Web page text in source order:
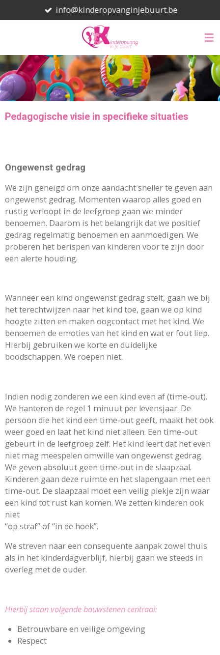
direct
hoofdinhoud
info@kinderopvanginjebuurt.be
Pedagogische visie in specifieke situaties
Ongewenst gedrag
We zijn geneigd om onze aandacht sneller te geven aan
ongewenst gedrag. Momenten waarop alles goed en
rustig verloopt in de leefgroep gaan we minder
benoemen. Daarom is het belangrijk dat we positief
gedrag regelmatig benoemen en aanmoedigen. We
proberen het berispen van kinderen voor te zijn door
een alerte houding.
Wanneer een kind ongewenst gedrag stelt, gaan we bij
het terechtwijzen naar het kind toe, gaan we op kind
hoogte zitten en maken oogcontact met het kind. We
benoemen de emoties van het kind en wat er fout liep.
Hierbij gebruiken we korte en duidelijke
boodschappen. We roepen niet.
Indien nodig zonderen we een kind even af (time-out).
We hanteren de regel 1 minuut per levensjaar. De
persoon die het kind een time-out geeft, maakt het ook
weer goed en laat het kind niet alleen. Een time-out
gebeurt in de leefgroep zelf. Het kind leert dat het even
niet mag meespelen omwille van ongewenst gedrag.
We geven absoluut geen time-out in de slaapzaal.
Kinderen gaan deze ruimte en het slapengaan met een
time-out. De slaapzaal moet een veilig plekje zijn waar
een kind tot rust kan komen. We zetten kinderen ook
niet
“op straf” of “in de hoek”.
We streven naar een consequente aanpak zowel thuis
als in het kinderdagverblijf, hierbij gaan we steeds in
overleg met de ouder.
Hierbij staan volgende bouwstenen centraal:
Betrouwbare en veilige omgeving
Respect